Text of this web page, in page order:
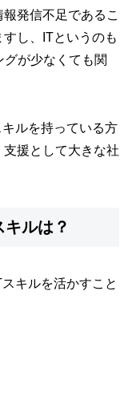
発信不足であるこ
し、ITというのも
が少なくても関
ルを持っている方
援として大きな社
ルは？
キルを活かすこと